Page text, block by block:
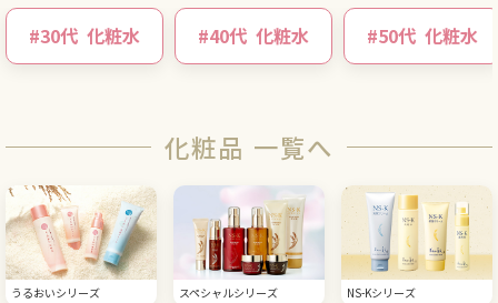
#30代 化粧水 #40代 化粧水 #50代 化粧水
化粧品 一覧へ
うるおいシリーズ スペシャルシリーズ NS-Kシリーズ